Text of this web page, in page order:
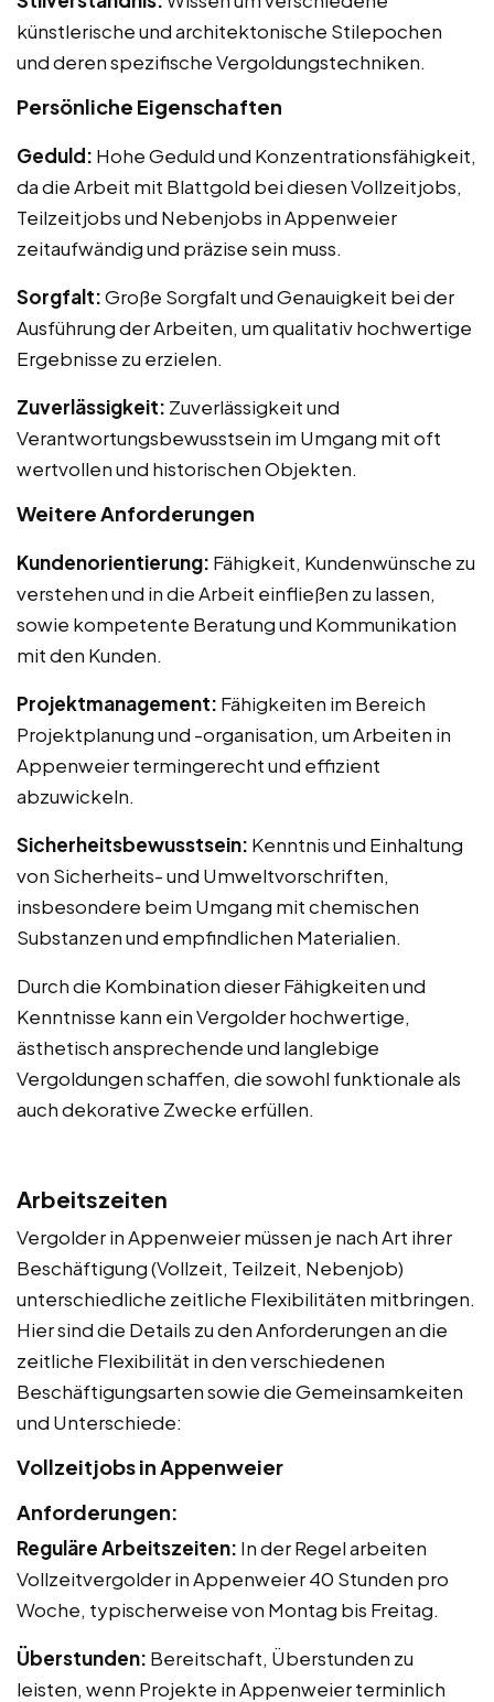
künstlerische und architektonische Stilepochen
und deren spezifische Vergoldungstechniken.
Persönliche Eigenschaften
Geduld: Hohe Geduld und Konzentrationsfähigkeit,
da die Arbeit mit Blattgold bei diesen Vollzeitjobs,
Teilzeitjobs und Nebenjobs in Appenweier
zeitaufwändig und präzise sein muss.
Sorgfalt:Große Sorgfalt und Genauigkeit bei der
Ausführung der Arbeiten, um qualitativ hochwertige
Ergebnisse zu erzielen.
Zuverlässigkeit: Zuverlässigkeit und
Verantwortungsbewusstsein im Umgang mit oft
wertvollen und historischen Objekten.
Weitere Anforderungen
Kundenorientierung: Fähigkeit, Kundenwünsche zu
verstehen und in die Arbeit einfließen zu lassen,
sowie kompetente Beratung und Kommunikation
mit den Kunden.
Projektmanagement: Fähigkeiten im Bereich
Projektplanung und -organisation, um Arbeiten in
Appenweier termingerecht und effizient
abzuwickeln.
Sicherheitsbewusstsein: Kenntnis und Einhaltung
von Sicherheits- und Umweltvorschriften,
insbesondere beim Umgang mit chemischen
Substanzen und empfindlichen Materialien.
Durch die Kombination dieser Fähigkeiten und
Kenntnisse kann ein Vergolder hochwertige,
ästhetisch ansprechende und langlebige
Vergoldungen schaffen, die sowohl funktionale als
auch dekorative Zwecke erfüllen.
Arbeitszeiten
Vergolder in Appenweier müssen je nach Art ihrer
Beschäftigung (Vollzeit, Teilzeit, Nebenjob)
unterschiedliche zeitliche Flexibilitäten mitbringen.
Hier sind die Details zu den Anforderungen an die
zeitliche Flexibilität in den verschiedenen
Beschäftigungsarten sowie die Gemeinsamkeiten
und Unterschiede:
Vollzeitjobs in Appenweier
Anforderungen:
Reguläre Arbeitszeiten: In der Regel arbeiten
Vollzeitvergolder in Appenweier 40 Stunden pro
Woche, typischerweise von Montag bis Freitag.
Überstunden: Bereitschaft, Überstunden zu
leisten, wenn Projekte in Appenweier terminlich